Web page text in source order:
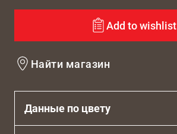
Add to wishlist
Найти магазин
Данные по цвету